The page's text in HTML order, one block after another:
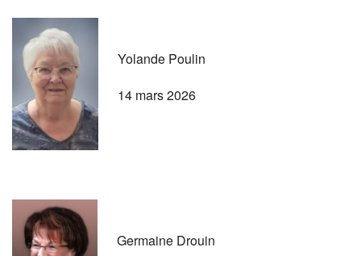
Yolande Poulin
14 mars 2026
Germaine Drouin